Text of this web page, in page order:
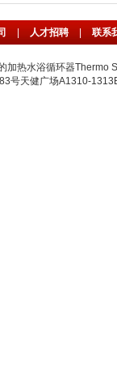
人才招聘 联系
加热水浴循环器
号天健广场A1310-